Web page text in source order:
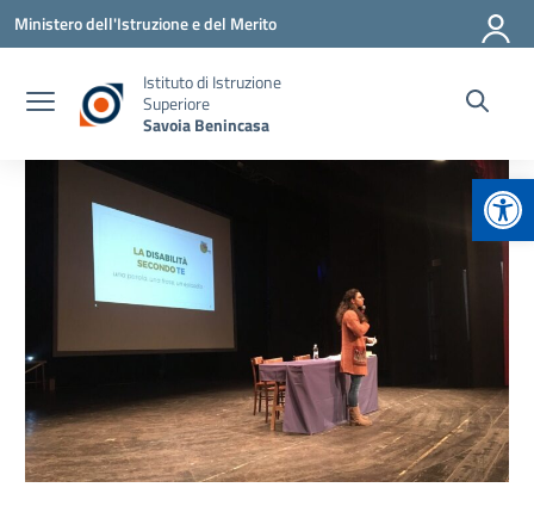
Vai ai contenuti
Vai al menu di navigazione
Vai al footer
Ministero dell'Istruzione e del Merito
Istituto di Istruzione
Superiore
Savoia Benincasa